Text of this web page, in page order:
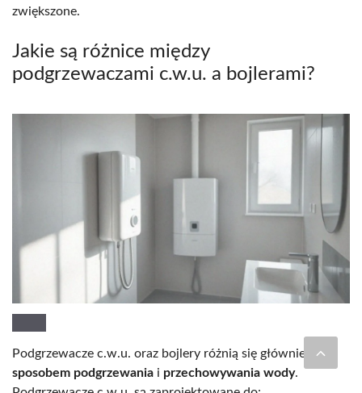
zwiększone.
Jakie są różnice między
podgrzewaczami c.w.u. a bojlerami?
Podgrzewacze c.w.u. oraz bojlery różnią się głównie
sposobem podgrzewania i przechowywania wody.